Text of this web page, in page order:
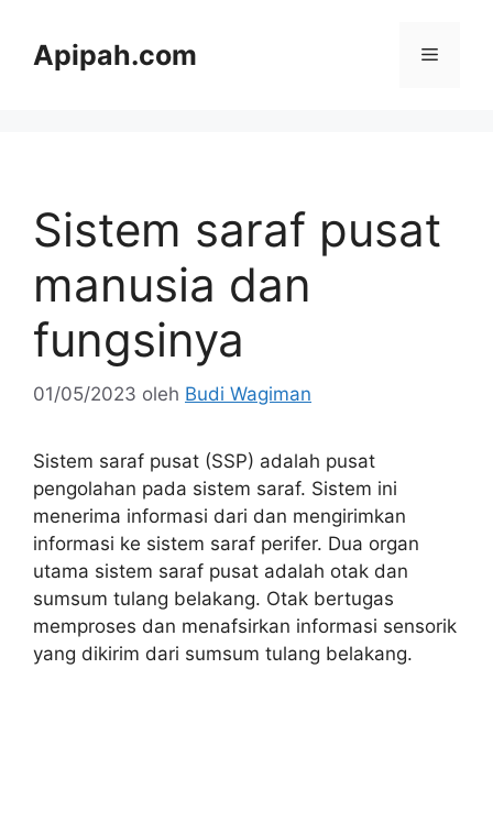
Apipah.com Menu
Sistem saraf pusat
manusia dan
fungsinya
01/05/2023 oleh Budi Wagiman
Sistem saraf pusat (SSP) adalah pusat
pengolahan pada sistem saraf. Sistem ini
menerima informasi dari dan mengirimkan
informasi ke sistem saraf perifer. Dua organ
utama sistem saraf pusat adalah otak dan
sumsum tulang belakang. Otak bertugas
memproses dan menafsirkan informasi sensorik
yang dikirim dari sumsum tulang belakang.